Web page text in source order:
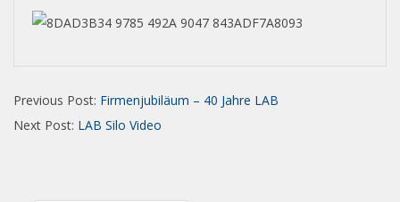
Previous Post: Firmenjubiläum – 40 Jahre LAB
Next Post: LAB Silo Video